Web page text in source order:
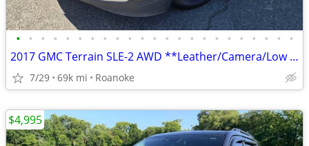
• • • • • • • • • • • • • • • • • • • • • • •
2017 GMC Terrain SLE-2 AWD **Leather/Camera/Low Miles**
7/29 69k mi Roanoke
$4,995